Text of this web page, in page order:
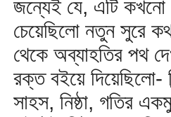
জন্যেই যে, এটি কখনো
চেয়েছিলো নতুন সুরে
থেকে অব্যাহতির পথ
রক্ত বইয়ে দিয়েছিলো-
সাহস, নিষ্ঠা, গতির